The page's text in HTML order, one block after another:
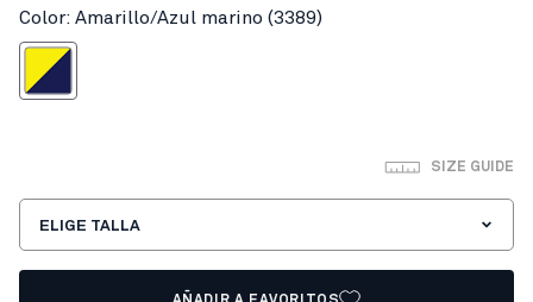
Color: Amarillo/Azul marino (3389)
Azul marino
SIZE GUIDE
ELIGE TALLA